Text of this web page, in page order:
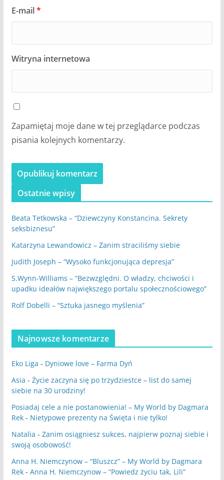
E-mail*
Witryna internetowa
Zapamiętaj moje dane w tej przeglądarce podczas
pisania kolejnych komentarzy.
Ostatnie wpisy
Beata Tetkowska – “Dziewczyny Konstancina. Sekrety
seksbiznesu”
Katarzyna Lewandowicz – Zanim straciliśmy siebie
Judith Joseph – “Wysoko funkcjonująca depresja”
S.Wynn-Williams – “Bezwzględni. O władzy, chciwości i
upadku ideałów największego portalu społecznościowego”
Rolf Dobelli – “Sztuka jasnego myślenia”
Najnowsze komentarze
Eko Liga - Dyniowe love – Farma Dyń
Asia - Życie zaczyna się po trzydziestce – list do samej
siebie na 30 urodziny!
Posiadaj cele a nie postanowienia! – My World by Dagmara
Rek- Nietypowe prezenty na Święta i nie tylko!
Natalia - Zanim osiągniesz sukces, najpierw poznaj siebie i
swoją osobowość!
Anna H. Niemczynow – “Bluszcz” – My World by Dagmara
Rek- Anna H. Niemczynow – “Powiedz życiu tak, Lili”